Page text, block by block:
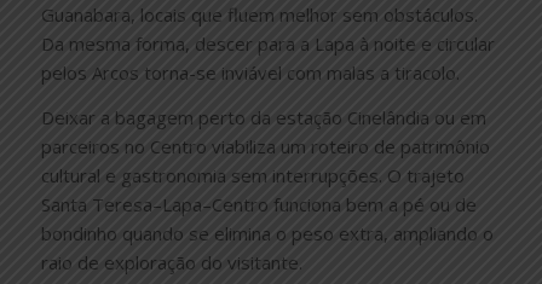
Guanabara, locais que fluem melhor sem obstáculos.
Da mesma forma, descer para a Lapa à noite e circular
pelos Arcos torna-se inviável com malas a tiracolo.
Deixar a bagagem perto da estação Cinelândia ou em
parceiros no Centro viabiliza um roteiro de patrimônio
cultural e gastronomia sem interrupções. O trajeto
Santa Teresa–Lapa–Centro funciona bem a pé ou de
bondinho quando se elimina o peso extra, ampliando o
raio de exploração do visitante.